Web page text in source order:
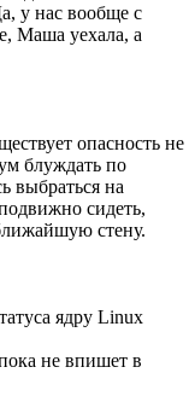
у нас вообще с
Маша уехала, а
опасность не
блуждать по
выбраться на
сидеть,
стену.
ядру Linux
не впишет в